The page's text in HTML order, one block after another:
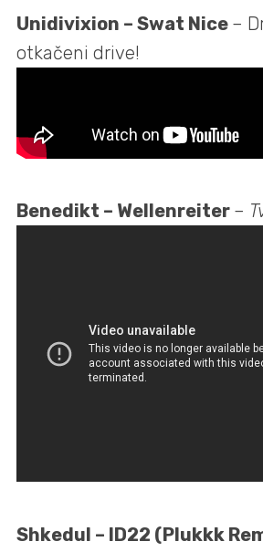
Unidivixion – Swat Nice –
otkačeni drive!
Benedikt – Wellenreiter –
Shkedul – ID22 (Plukkk